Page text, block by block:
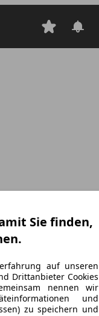
Sie finden,
auf unseren
Drittanbieter Cookies
nennen wir
und
zu speichern und